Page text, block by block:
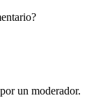
un moderador.